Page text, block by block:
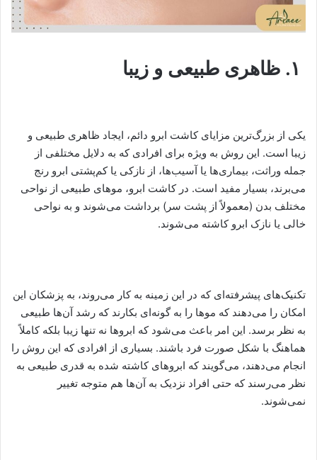
یکی از بزرگ‌ترین مزایای کاشت ابرو دائم، ایجاد ظاهری طبیعی و
زیبا است. این روش به ویژه برای افرادی که به دلایل مختلفی از
جمله وراثت، بیماری‌ها یا آسیب‌ها، از نازکی یا کم‌پشتی ابرو رنج
می‌برند، بسیار مفید است. در کاشت ابرو، موهای طبیعی از نواحی
مختلف بدن (معمولاً از پشت سر) برداشت می‌شوند و به نواحی
خالی یا نازک ابرو کاشته می‌شوند.
تکنیک‌های پیشرفته‌ای که در این زمینه به کار می‌روند، به پزشکان این
امکان را می‌دهند که موها را به گونه‌ای بکارند که رشد آن‌ها طبیعی
به نظر برسد. این امر باعث می‌شود که ابروها نه تنها زیبا بلکه کاملاً
هماهنگ با شکل صورت فرد باشند. بسیاری از افرادی که این روش را
انجام می‌دهند، می‌گویند که ابروهای کاشته شده به قدری طبیعی به
نظر می‌رسند که حتی افراد نزدیک به آن‌ها هم متوجه تغییر
نمی‌شوند.